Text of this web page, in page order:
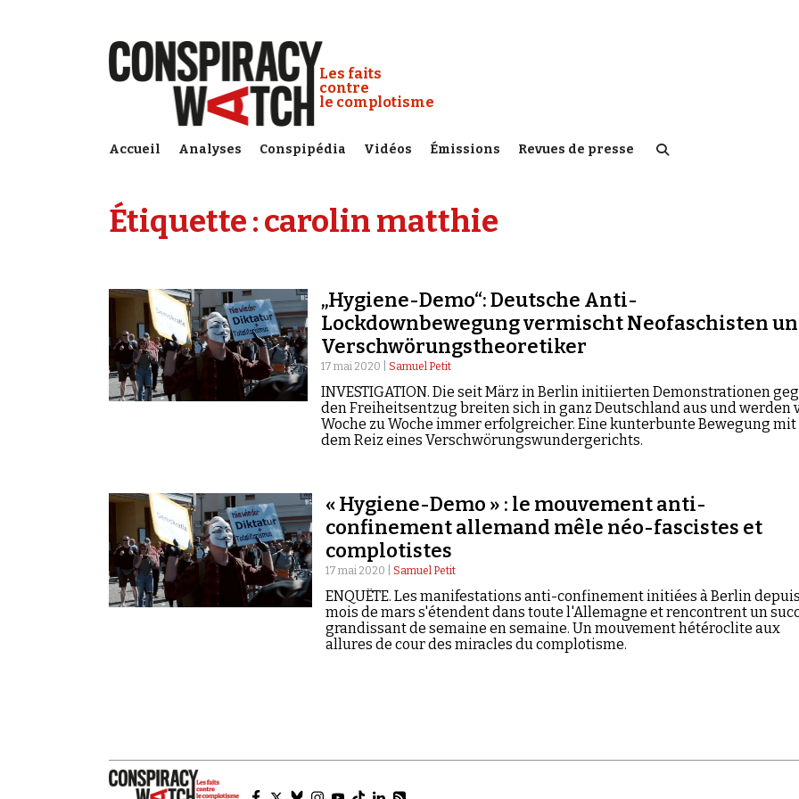
Conspiracy Watch :
Les faits
contre
le complotisme
Accueil Analyses Conspipédia Vidéos Émissions Revues de presse
Étiquette :carolin matthie
„Hygiene-Demo“: Deutsche Anti-
Lockdownbewegung vermischt Neofaschisten
Verschwörungstheoretiker
17 mai 2020 | Samuel Petit
INVESTIGATION. Die seit März in Berlin initiierten Demonstrationen
den Freiheitsentzug breiten sich in ganz Deutschland aus und werden
Woche zu Woche immer erfolgreicher. Eine kunterbunte Bewegung mit
dem Reiz eines Verschwörungswundergerichts.
« Hygiene-Demo » : le mouvement anti-
confinement allemand mêle néo-fascistes et
complotistes
17 mai 2020 | Samuel Petit
ENQUÊTE. Les manifestations anti-confinement initiées à Berlin
mois de mars s'étendent dans toute l'Allemagne et rencontrent un
grandissant de semaine en semaine. Un mouvement hétéroclite aux
allures de cour des miracles du complotisme.